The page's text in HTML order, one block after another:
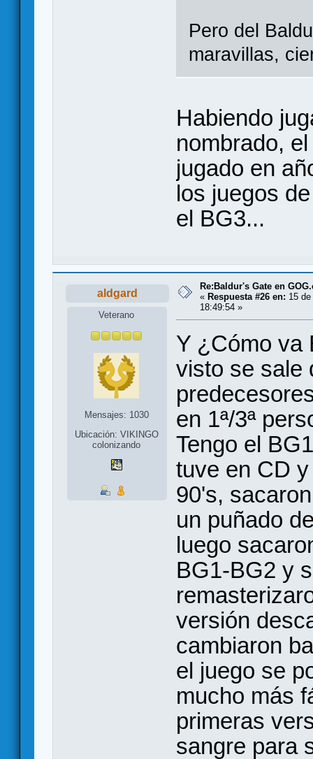
Pero del
maravillas,
Habiendo
nombrado,
jugado en
los juegos
el BG3...
aldgard
Veterano
Mensajes: 1030
Ubicación: VIKINGO
colonizando
Re:Baldur's Gate en
« Respuesta #26 en: 15
18:49:54 »
Y ¿Cómo va
visto se sale
en 1ª/3ª
Tengo el
tuve en CD
90's,
un puñado
luego
BG1-BG2 y
versión
cambiaron
el juego se
mucho más
primeras
sangre para